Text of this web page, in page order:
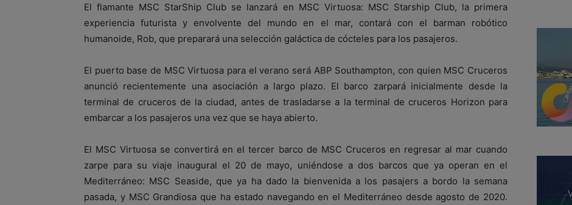
El flamante MSC StarShip Club se lanzará en MSC Virtuosa: MSC Starship Club, la primera
experiencia futurista y envolvente del mundo en el mar, contará con el barman robótico
humanoide, Rob, que preparará una selección galáctica de cócteles para los pasajeros.
El puerto base de MSC Virtuosa para el verano será ABP Southampton, con quien MSC Cruceros
anunció recientemente una asociación a largo plazo. El barco zarpará inicialmente desde la
terminal de cruceros de la ciudad, antes de trasladarse a la terminal de cruceros Horizon para
embarcar a los pasajeros una vez que se haya abierto.
El MSC Virtuosa se convertirá en el tercer barco de MSC Cruceros en regresar al mar cuando
zarpe para su viaje inaugural el 20 de mayo, uniéndose a dos barcos que ya operan en el
Mediterráneo: MSC Seaside, que ya ha dado la bienvenida a los pasajers a bordo la semana
pasada, y MSC Grandiosa que ha estado navegando en el Mediterráneo desde agosto de 2020.